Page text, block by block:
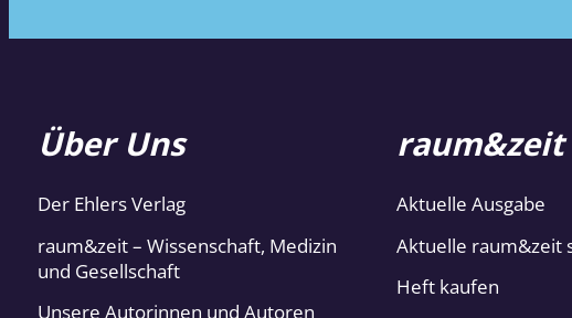
Über Uns
Der Ehlers Verlag
raum&zeit – Wissenschaft, Medizin
und Gesellschaft
Unsere Autorinnen und Autoren
Aktuelle Ausgabe
Aktuelle raum&zeit
Heft kaufen